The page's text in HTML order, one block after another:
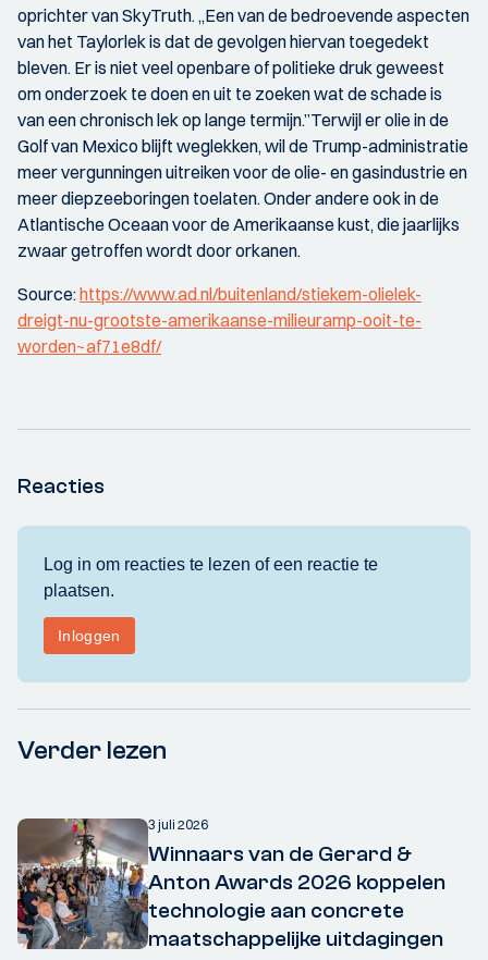
oprichter van SkyTruth. ,,Een van de bedroevende aspecten
van het Taylorlek is dat de gevolgen hiervan toegedekt
bleven. Er is niet veel openbare of politieke druk geweest
om onderzoek te doen en uit te zoeken wat de schade is
van een chronisch lek op lange termijn.”Terwijl er olie in de
Golf van Mexico blijft weglekken, wil de Trump-administratie
meer vergunningen uitreiken voor de olie- en gasindustrie en
meer diepzeeboringen toelaten. Onder andere ook in de
Atlantische Oceaan voor de Amerikaanse kust, die jaarlijks
zwaar getroffen wordt door orkanen.
Source:https://www.ad.nl/buitenland/stiekem-olielek-
dreigt-nu-grootste-amerikaanse-milieuramp-ooit-te-
worden~af71e8df/
Reacties
Verder lezen
3 juli 2026
Winnaars van de Gerard &
Anton Awards 2026 koppelen
technologie aan concrete
maatschappelijke uitdagingen